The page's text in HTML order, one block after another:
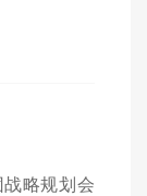
略规划会